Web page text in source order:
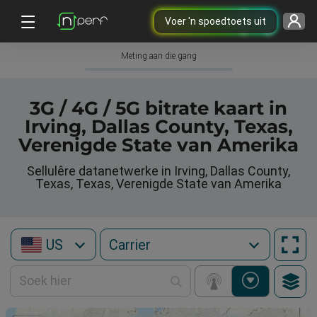
Voer 'n spoedtoets uit
Meting aan die gang
3G / 4G / 5G bitrate kaart in
Irving, Dallas County, Texas,
Verenigde State van Amerika
Sellulêre datanetwerke in Irving, Dallas County,
Texas, Texas, Verenigde State van Amerika
US